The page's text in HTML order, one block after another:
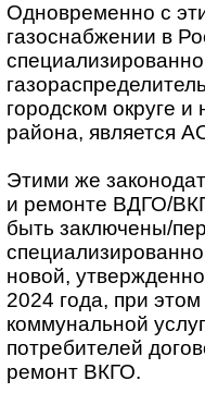
Одновременно с
газоснабжении в
городском округе
района, является
Этими же
и ремонте ВДГО/
быть заключены/
новой,
2024 года, при
коммунальной
потребителей
ремонт ВКГО.